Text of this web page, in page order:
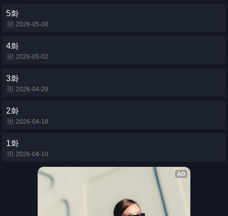
5화
2026-05-08
4화
2026-05-02
3화
2026-04-29
2화
2026-04-18
1화
2026-04-10